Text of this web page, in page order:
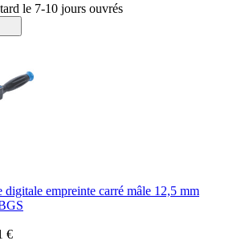
le 7-10 jours ouvrés
digitale empreinte carré mâle 12,5 mm
€